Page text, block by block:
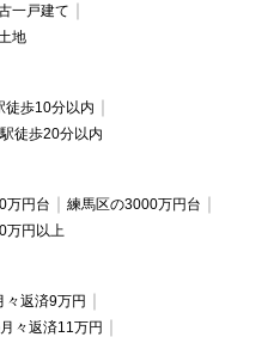
一戸建て
地
徒歩10分以内
徒歩20分以内
万円台
練馬区の3000万円台
万円以上
々返済9万円
々返済11万円